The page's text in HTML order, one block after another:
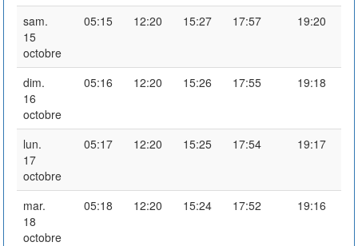
sam.
15
octobre
05:15 12:20 15:27 17:57 19:20
dim.
16
octobre
05:16 12:20 15:26 17:55 19:18
lun.
17
octobre
05:17 12:20 15:25 17:54 19:17
mar.
18
octobre
05:18 12:20 15:24 17:52 19:16